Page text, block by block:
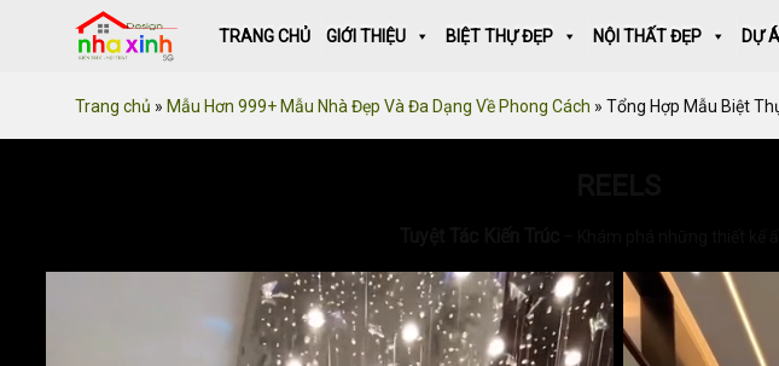
TRANG CHỦ GIỚI THIỆU BIỆT THỰ ĐẸP NỘI THẤT ĐẸP DỰ
Trang chủ » Mẫu Hơn 999+ Mẫu Nhà Đẹp Và Đa Dạng Về Phong Cách » Tổng Hợp Mẫu Biệt